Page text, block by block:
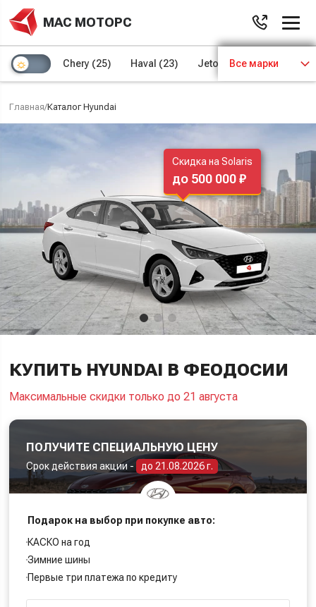
МАС МОТОРС
Chery (25) Haval (23) Jetour (8) Kaiyi (4)
Все марки
Главная/Каталог Hyundai
КУПИТЬ HYUNDAI В ФЕОДОСИИ
Максимальные скидки только до 21 августа
ПОЛУЧИТЕ СПЕЦИАЛЬНУЮ ЦЕНУ
Срок действия акции - до 21.08.2026 г.
Подарок на выбор при покупке авто:
КАСКО на год
Зимние шины
Первые три платежа по кредиту
Скидка на Solaris
до 500 000 ₽